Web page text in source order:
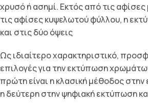
χρυσό ή ασημί. Εκτός από τις αφίσες
τις αφίσες κυψελωτού φύλλου, η
και στις δύο όψεις
Ως ιδιαίτερο χαρακτηριστικό,
επιλογές για την εκτύπωση
πρώτη είναι η κλασική μέθοδος
η δεύτερη στην ψηφιακή εκτύπωση